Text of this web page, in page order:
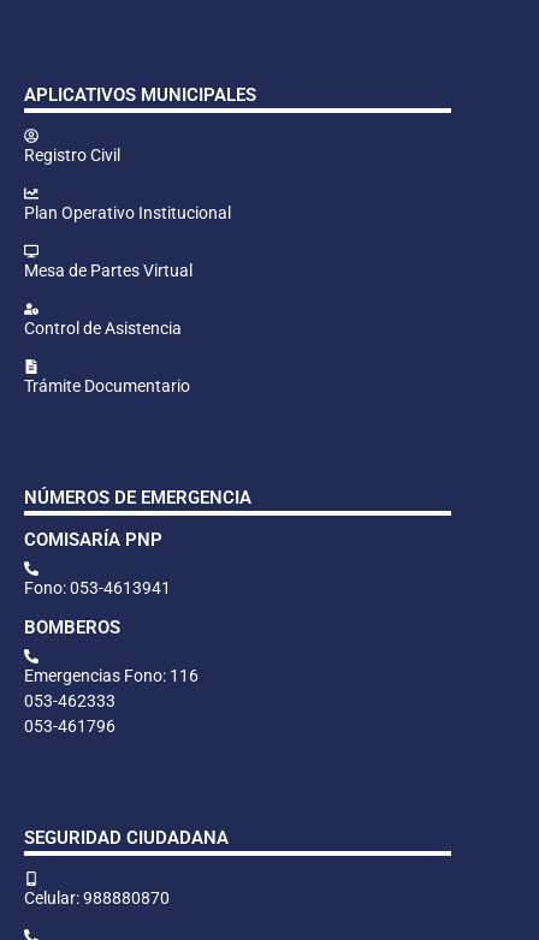
APLICATIVOS MUNICIPALES
Registro Civil
Plan Operativo Institucional
Mesa de Partes Virtual
Control de Asistencia
Trámite Documentario
NÚMEROS DE EMERGENCIA
COMISARÍA PNP
Fono: 053-4613941
BOMBEROS
Emergencias Fono: 116
053-462333
053-461796
SEGURIDAD CIUDADANA
Celular: 988880870